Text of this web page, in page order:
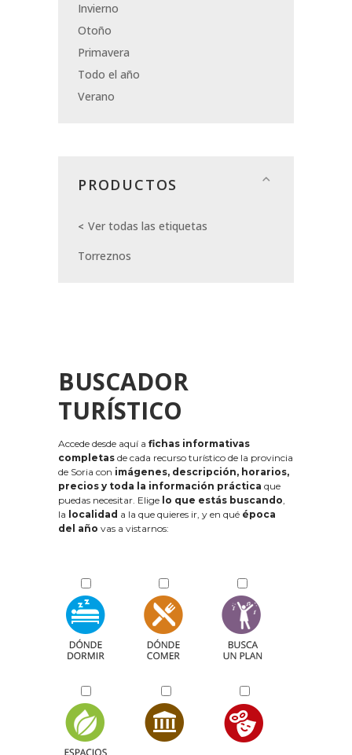
Invierno
Otoño
Primavera
Todo el año
Verano
PRODUCTOS
Ver todas las etiquetas
Torreznos
BUSCADOR
TURÍSTICO
Accede desde aquí a fichas informativas
completas de cada recurso turístico de la provincia
de Soria con imágenes, descripción, horarios,
precios y toda la información práctica que
puedas necesitar. Elige lo que estás buscando,
la localidad a la que quieres ir, y en qué época
del año vas a vistarnos: